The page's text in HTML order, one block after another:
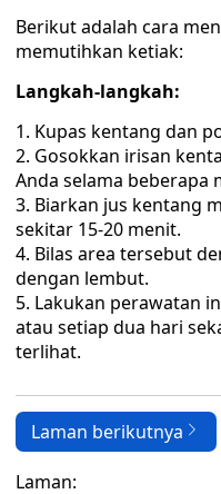
Berikut adalah cara
memutihkan ketiak:
Langkah-langkah:
Kupas kentang dan
Gosokkan irisan
Anda selama beberapa
Biarkan jus kentang
sekitar 15-20 menit.
Bilas area tersebut
dengan lembut.
Lakukan perawatan
atau setiap dua hari
terlihat.
Laman berikutnya
Laman: